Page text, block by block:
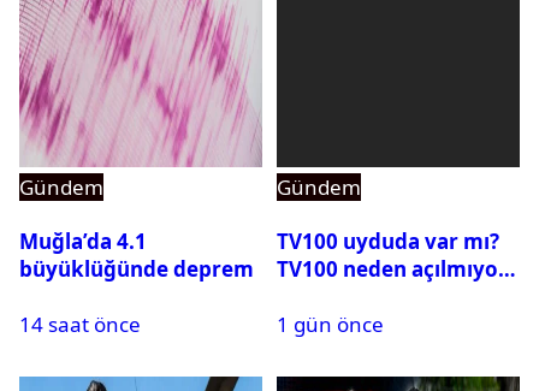
Gündem
Muğla’da 4.1
büyüklüğünde deprem
14 saat önce
Gündem
TV100 uyduda var mı?
TV100 neden açılmıyor?
1 gün önce